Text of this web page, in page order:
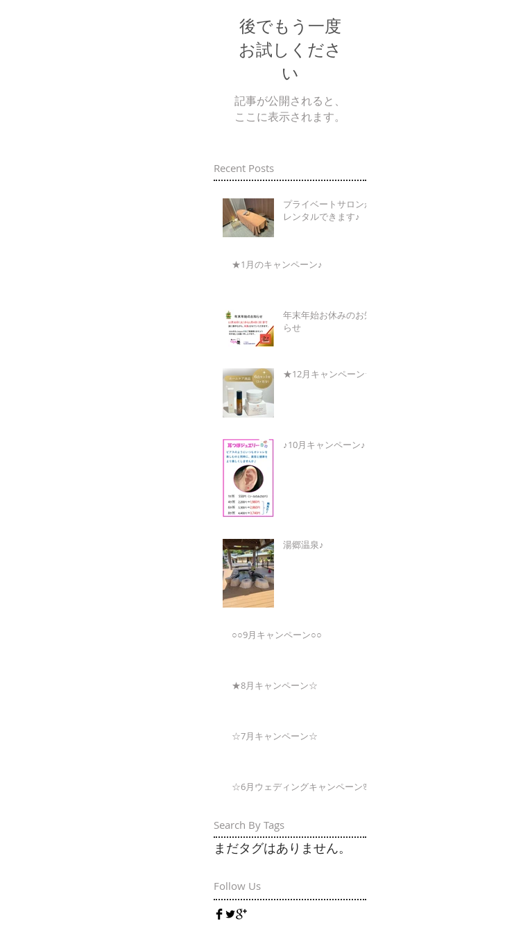
後でもう一度
お試しくださ
い
記事が公開されると、
ここに表示されます。
Recent Posts
Search By Tags
プライベートサロンが
レンタルできます♪
★1月のキャンペーン♪
年末年始お休みのお知
らせ
★12月キャンペーン★
♪10月キャンペーン♪
湯郷温泉♪
○○9月キャンペーン○○
★8月キャンペーン☆
☆7月キャンペーン☆
☆6月ウェディングキャンペーン🌸
まだタグはありません。
Follow Us